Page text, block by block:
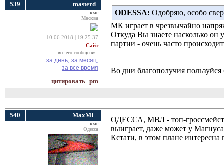
539 masterd
кмс
Москва
10.06.2018 | 19:25:37
Сайт
все его сообщения:
за день, за месяц,
за все время
цитировать pm
ODESSA: Одобряю, особо
МК играет в чрезвычайно
Откуда Вы знаете насколько он
партии - очень часто
Во дни благополучия
540 MaxML
кмс
Одесса
ОДЕССА, МВЛ - топ-
выиграет, даже может у
Кстати, в этом плане